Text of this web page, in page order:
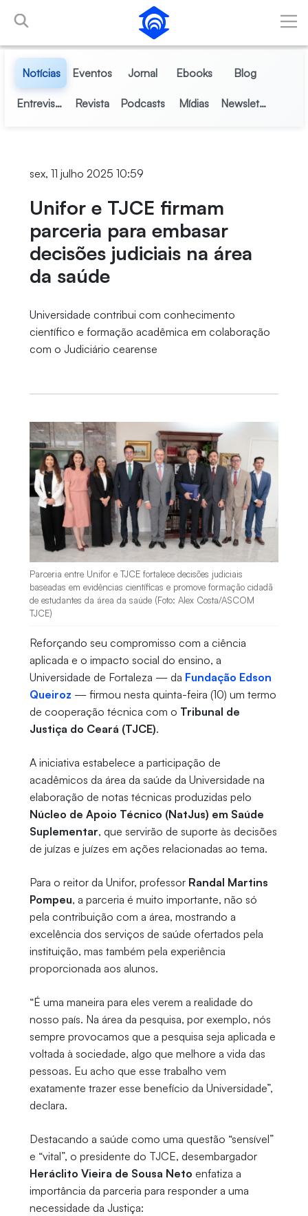
Pular para o Conteúdo principal
Notícias Eventos Jornal Ebooks Blog
Entrevistas Revista Podcasts Mídias Newsletter
sex, 11 julho 2025 10:59
Unifor e TJCE firmam
parceria para embasar
decisões judiciais na área
da saúde
Universidade contribui com conhecimento
científico e formação acadêmica em colaboração
com o Judiciário cearense
Parceria entre Unifor e TJCE fortalece decisões judiciais
baseadas em evidências científicas e promove formação cidadã
de estudantes da área da saúde (Foto: Alex Costa/ASCOM
TJCE)
Reforçando seu compromisso com a ciência
aplicada e o impacto social do ensino, a
Universidade de Fortaleza — da Fundação Edson
Queiroz — firmou nesta quinta-feira (10) um termo
de cooperação técnica com o Tribunal de
Justiça do Ceará (TJCE).
A iniciativa estabelece a participação de
acadêmicos da área da saúde da Universidade na
elaboração de notas técnicas produzidas pelo
Núcleo de Apoio Técnico (NatJus) em Saúde
Suplementar, que servirão de suporte às decisões
de juízas e juízes em ações relacionadas ao tema.
Para o reitor da Unifor, professor Randal Martins
Pompeu, a parceria é muito importante, não só
pela contribuição com a área, mostrando a
excelência dos serviços de saúde ofertados pela
instituição, mas também pela experiência
proporcionada aos alunos.
“É uma maneira para eles verem a realidade do
nosso país. Na área da pesquisa, por exemplo, nós
sempre provocamos que a pesquisa seja aplicada e
voltada à sociedade, algo que melhore a vida das
pessoas. Eu acho que esse trabalho vem
exatamente trazer esse benefício da Universidade”,
declara.
Destacando a saúde como uma questão “sensível”
e “vital”, o presidente do TJCE, desembargador
Heráclito Vieira de Sousa Neto enfatiza a
importância da parceria para responder a uma
necessidade da Justiça: